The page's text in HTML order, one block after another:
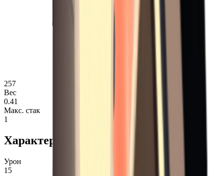
257
Вес
0.41
Макс. стак
1
Характеристики
Урон
15